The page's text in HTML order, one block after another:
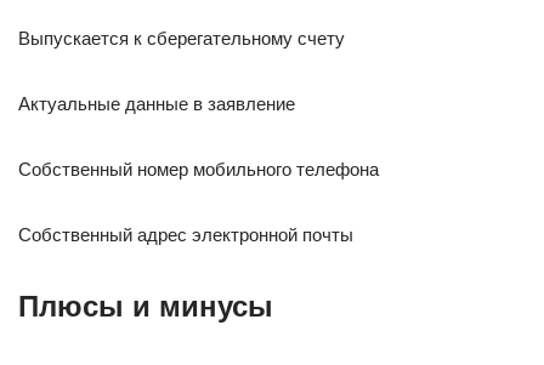
Выпускается к сберегательному счету
Актуальные данные в заявление
Собственный номер мобильного телефона
Собственный адрес электронной почты
Плюсы и минусы